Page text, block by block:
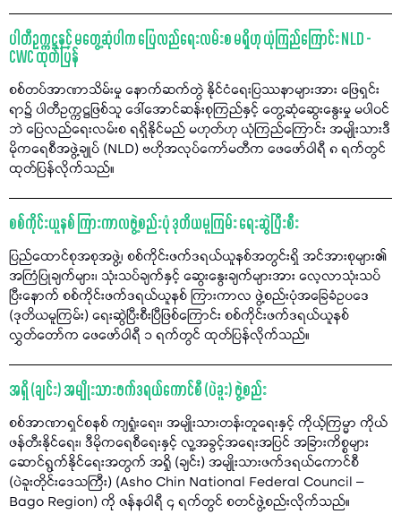
ပါတီဥက္ကဋ္ဌနှင့် မတွေ့ဆုံပါက ပြေလည်ရေးလမ်းစ မရှိဟု ယုံကြည်ကြောင်း NLD -
CWC ထုတ်ပြန်
စစ်တပ်အာဏာသိမ်းမှု နောက်ဆက်တွဲ နိုင်ငံရေးပြဿနာများအား ဖြေရှင်း
ရာ၌ ပါတီဥက္ကဋ္ဌဖြစ်သူ ဒေါ်အောင်ဆန်းစုကြည်နှင့် တွေ့ဆုံဆွေးနွေးမှု မပါဝင်
ဘဲ ပြေလည်ရေးလမ်းစ ရရှိနိုင်မည် မဟုတ်ဟု ယုံကြည်ကြောင်း အမျိုးသားဒီ
မိုကရေစီအဖွဲ့ချုပ် (NLD) ဗဟိုအလုပ်ကော်မတီက ဖေဖော်ဝါရီ ၈ ရက်တွင်
ထုတ်ပြန်လိုက်သည်။
စစ်ကိုင်းယူနစ် ကြားကာလဖွဲ့စည်းပုံ ဒုတိယမူကြမ်း ရေးဆွဲပြီးစီး
ပြည်ထောင်စုအစုအဖွဲ့၊ စစ်ကိုင်းဖက်ဒရယ်ယူနစ်အတွင်းရှိ အင်အားစုများ၏
အကြံပြုချက်များ၊ သုံးသပ်ချက်နှင့် ဆွေးနွေးချက်များအား လေ့လာသုံးသပ်
ပြီးနောက် စစ်ကိုင်းဖက်ဒရယ်ယူနစ် ကြားကာလ ဖွဲ့စည်းပုံအခြေခံဥပဒေ
(ဒုတိယမူကြမ်း) ရေးဆွဲပြီးစီးပြီဖြစ်ကြောင်း စစ်ကိုင်းဖက်ဒရယ်ယူနစ်
လွှတ်တော်က ဖေဖော်ဝါရီ ၁ ရက်တွင် ထုတ်ပြန်လိုက်သည်။
အရှို (ချင်း) အမျိုးသားဖက်ဒရယ်ကောင်စီ (ပဲခူး) ဖွဲ့စည်း
စစ်အာဏာရှင်စနစ် ကျရှုံးရေး၊ အမျိုးသားတန်းတူရေးနှင့် ကိုယ့်ကြမ္မာ ကိုယ်
ဖန်တီးနိုင်ရေး၊ ဒီမိုကရေစီရေးနှင့် လူ့အခွင့်အရေးအပြင် အခြားကိစ္စများ
ဆောင်ရွက်နိုင်ရေးအတွက် အရှို (ချင်း) အမျိုးသားဖက်ဒရယ်ကောင်စီ
(ပဲခူးတိုင်းဒေသကြီး) (Asho Chin National Federal Council –
Bago Region) ကို ဇန်နဝါရီ ၄ ရက်တွင် စတင်ဖွဲ့စည်းလိုက်သည်။